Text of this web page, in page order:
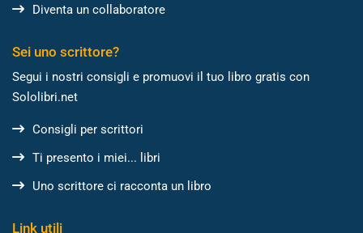
Diventa un collaboratore
Sei uno scrittore?
Segui i nostri consigli e promuovi il tuo libro gratis con
Sololibri.net
Consigli per scrittori
Ti presento i miei... libri
Uno scrittore ci racconta un libro
Link utili